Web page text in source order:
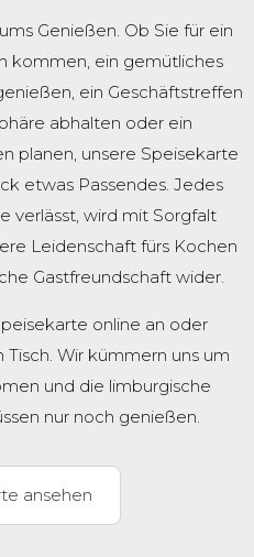
Genießen. Ob Sie für ein
kommen, ein gemütliches
ein Geschäftstreffen
abhalten oder ein
planen, unsere Speisekarte
etwas Passendes. Jedes
verlässt, wird mit Sorgfalt
Leidenschaft fürs Kochen
Gastfreundschaft wider.
online an oder
Wir kümmern uns um
und die limburgische
nur noch genießen.
ansehen